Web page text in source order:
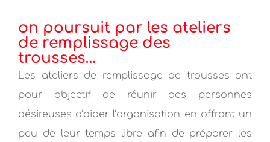
on poursuit par les ateliers
de remplissage des
trousses…
Les ateliers de remplissage de trousses ont
pour objectif de réunir des personnes
désireuses d’aider l’organisation en offrant un
peu de leur temps libre afin de préparer les